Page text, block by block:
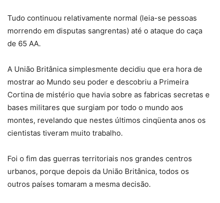
Tudo continuou relativamente normal (leia-se pessoas
morrendo em disputas sangrentas) até o ataque do caça
de 65 AA.
A União Britânica simplesmente decidiu que era hora de
mostrar ao Mundo seu poder e descobriu a Primeira
Cortina de mistério que havia sobre as fabricas secretas e
bases militares que surgiam por todo o mundo aos
montes, revelando que nestes últimos cinqüenta anos os
cientistas tiveram muito trabalho.
Foi o fim das guerras territoriais nos grandes centros
urbanos, porque depois da União Britânica, todos os
outros países tomaram a mesma decisão.